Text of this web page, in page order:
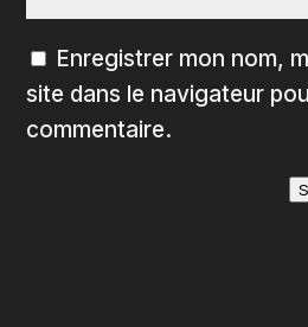
Enregistrer mon nom,
site dans le navigateur
commentaire.